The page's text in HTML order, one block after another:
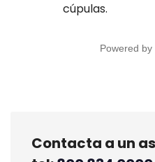
cúpulas.
Powered by
Contacta a un